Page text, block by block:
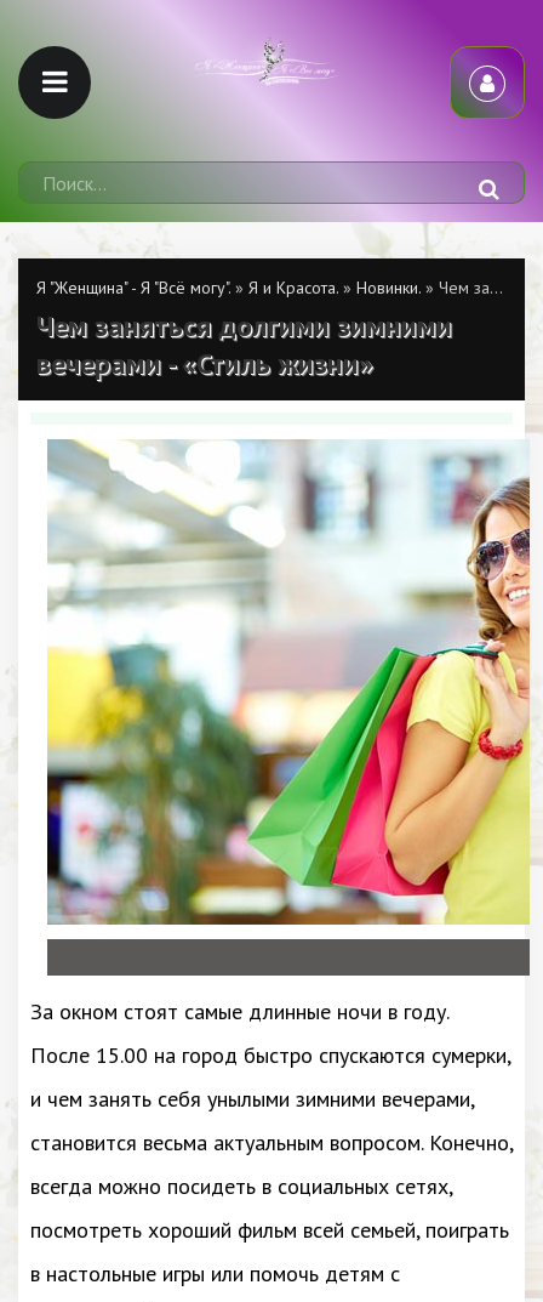
Я "Женщина" - Я "Всё могу". » Я и Красота. » Новинки. » Чем заняться долгими зимними вечерами - «Стиль жизни»
Чем заняться долгими зимними
вечерами - «Стиль жизни»
За окном стоят самые длинные ночи в году.
После 15.00 на город быстро спускаются сумерки,
и чем занять себя унылыми зимними вечерами,
становится весьма актуальным вопросом. Конечно,
всегда можно посидеть в социальных сетях,
посмотреть хороший фильм всей семьей, поиграть
в настольные игры или помочь детям с